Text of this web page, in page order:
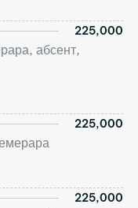
225,000
абсент,
225,000
225,000